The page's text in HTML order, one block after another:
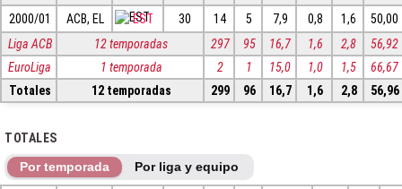
2000/01
ACB, EL EST 30 14 5 7,9 0,8 1,6
50,00
Liga ACB
12 temporadas 297 95 16,7 1,6 2,8
56,92
EuroLiga
1 temporada 2 1 15,0 1,0 1,5
66,67
Totales
12 temporadas 299 96 16,7 1,6 2,8 56,96
TOTALES
Por temporada Por liga y equipo